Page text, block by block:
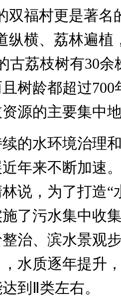
双福村更是著名
纵横、荔林遍植
古荔枝树有30余
树龄都超过700
源的主要集中
水环境治理和
年来不断加速
说，为了打造“
了污水集中收
治、滨水景观
水质逐年提升
到Ⅱ类左右。